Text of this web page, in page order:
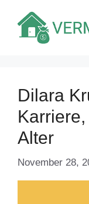
Inhalt
springen
Dilara
Alter
November 28,